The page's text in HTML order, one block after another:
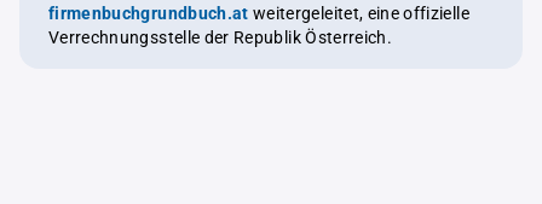
firmenbuchgrundbuch.at weitergeleitet, eine offizielle
Verrechnungsstelle der Republik Österreich.